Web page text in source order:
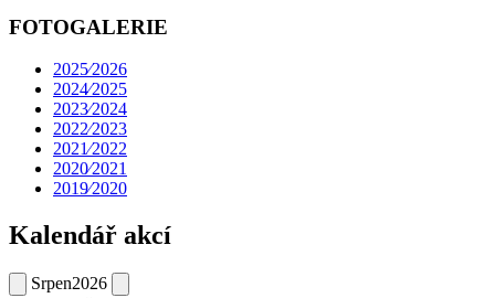
FOTOGALERIE
2025⁄2026
2024⁄2025
2023⁄2024
2022⁄2023
2021⁄2022
2020⁄2021
2019⁄2020
Kalendář akcí
Srpen2026